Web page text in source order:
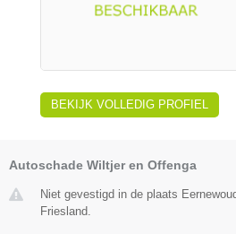
BEKIJK VOLLEDIG PROFIEL
Autoschade Wiltjer en Offenga
Niet gevestigd in de plaats
Friesland.